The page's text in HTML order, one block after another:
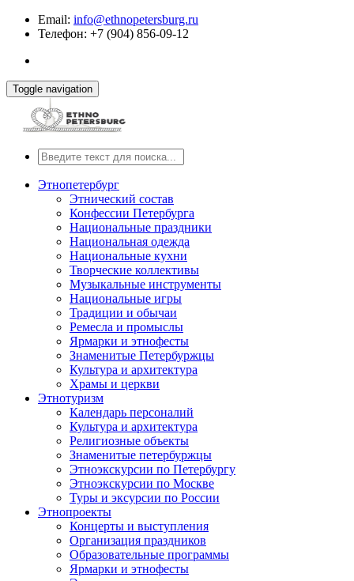
Email: info@ethnopetersburg.ru
Телефон: +7 (904) 856-09-12
Toggle navigation
Этнопетербург
Этнический состав
Конфессии Петербурга
Национальные праздники
Национальная одежда
Национальные кухни
Творческие коллективы
Музыкальные инструменты
Национальные игры
Традиции и обычаи
Ремесла и промыслы
Ярмарки и этнофесты
Знаменитые Петербуржцы
Культура и архитектура
Храмы и церкви
Этнотуризм
Календарь персоналий
Культура и архитектура
Религиозные объекты
Знаменитые петербуржцы
Этноэкскурсии по Петербургу
Этноэкскурсии по Москве
Туры и эксурсии по России
Этнопроекты
Концерты и выступления
Организация праздников
Образовательные программы
Ярмарки и этнофесты